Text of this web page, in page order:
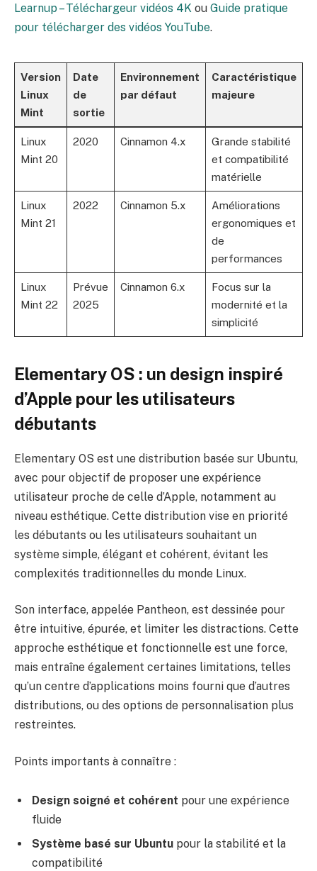
Learnup – Téléchargeur vidéos 4K ou Guide pratique
pour télécharger des vidéos YouTube.
Version
Linux
Mint
Date
de
sortie
Environnement
par défaut
Caractéristique
majeure
Linux
Mint 20
2020 Cinnamon 4.x
Grande stabilité
et compatibilité
matérielle
Linux
Mint 21
2022 Cinnamon 5.x
Améliorations
ergonomiques et
de
performances
Linux
Mint 22
Prévue
2025
Cinnamon 6.x
Focus sur la
modernité et la
simplicité
Elementary OS : un design inspiré
d’Apple pour les utilisateurs
débutants
Elementary OS est une distribution basée sur Ubuntu,
avec pour objectif de proposer une expérience
utilisateur proche de celle d’Apple, notamment au
niveau esthétique. Cette distribution vise en priorité
les débutants ou les utilisateurs souhaitant un
système simple, élégant et cohérent, évitant les
complexités traditionnelles du monde Linux.
Son interface, appelée Pantheon, est dessinée pour
être intuitive, épurée, et limiter les distractions. Cette
approche esthétique et fonctionnelle est une force,
mais entraîne également certaines limitations, telles
qu’un centre d’applications moins fourni que d’autres
distributions, ou des options de personnalisation plus
restreintes.
Points importants à connaître :
Design soigné et cohérent pour une expérience
fluide
Système basé sur Ubuntu pour la stabilité et la
compatibilité